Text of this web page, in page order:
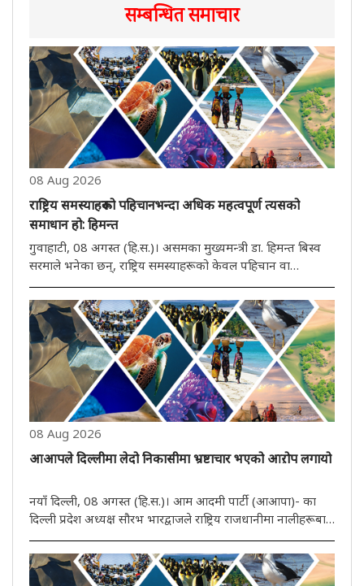
सम्बन्धित समाचार
08 Aug 2026
राष्ट्रिय समस्याहरूको पहिचानभन्दा अधिक महत्वपूर्ण त्यसको
समाधान हो: हिमन्त
गुवाहाटी, 08 अगस्त (हि.स.)। असमका मुख्यमन्त्री डा. हिमन्त बिस्व
सरमाले भनेका छन्, राष्ट्रिय समस्याहरूको केवल पहिचान वा
स्वीकार्यताबाट विकासको मार्ग प्रशस्त हुँदैन। वास्तविक सफलता
समस्याहरूको वैज्ञानिक, तार्किक औ स्थायी समाधान खोज्नमा निहित
छ। मुख्य..
08 Aug 2026
आआपले दिल्लीमा लेदो निकासीमा भ्रष्टाचार भएको आऱोप लगायो
नयाँ दिल्ली, 08 अगस्त (हि.स.)। आम आदमी पार्टी (आआपा)- का
दिल्ली प्रदेश अध्यक्ष सौरभ भारद्वाजले राष्ट्रिय राजधानीमा नालीहरूबाट
लेदो निकाल्ने काममा भ्रष्टाचार भएको आरोप लगाएका छन्। उने भने,
हजारौं करोड़ रुपियाँ खर्च गरे पनि नालीहरूको स्थितिमा अपेक्ष..